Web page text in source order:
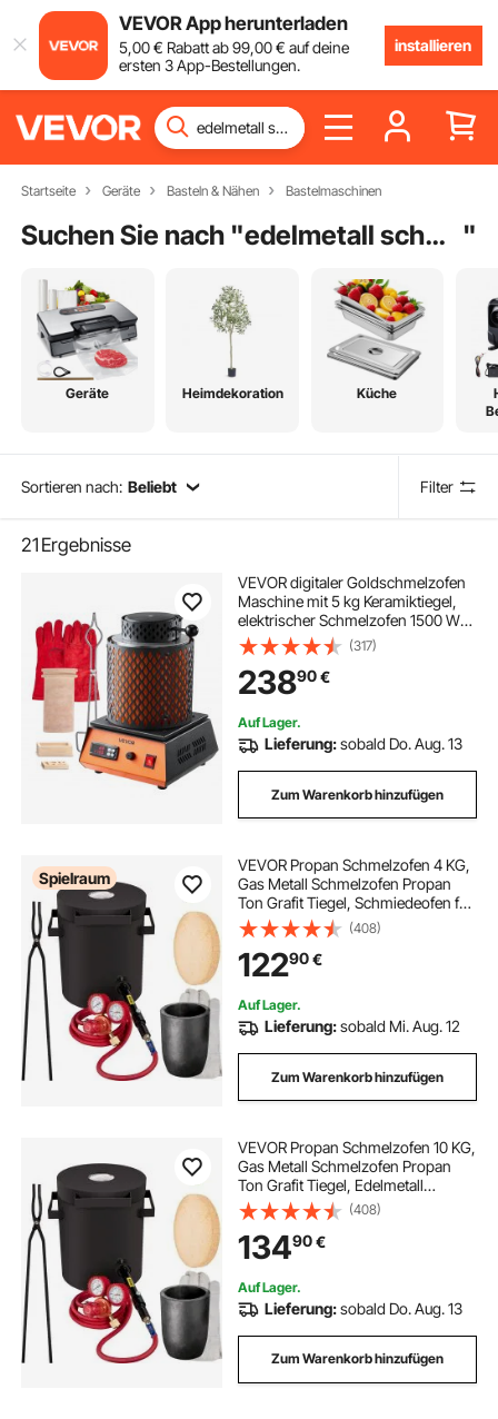
VEVOR App herunterladen
5,00€ Rabatt ab99,00€ auf deine
ersten 3 App-Bestellungen.
installieren
Startseite Geräte Basteln & Nähen Bastelmaschinen
Suchen Sie nach " edelmetall schmelzofen "
Geräte Heimdekoration Küche
Sortieren nach: Beliebt Filter
21 Ergebnisse
VEVOR digitaler Goldschmelzofen
Maschine mit 5 kg Keramiktiegel,
elektrischer Schmelzofen 1500 W
max. 1150 ℃, Metallschmelzofen
Set für Schmuckherstellung
Metallbarren Metallkomponenten
Schwarz
(317)
23890€
Auf Lager.
Lieferung:sobald Do. Aug. 13
Zum Warenkorb hinzufügen
Spielraum
VEVOR Propan Schmelzofen 4 KG,
Gas Metall Schmelzofen Propan
Ton Grafit Tiegel, Schmiedeofen für
Edelmetall Schmelzpunkt 1350 °C,
Ofenboden 20 mm, Schmelzzeit 10
min, 2,54 cm Keramikfaser
feuerfest
(408)
12290€
Auf Lager.
Lieferung:sobald Mi. Aug. 12
Zum Warenkorb hinzufügen
VEVOR Propan Schmelzofen 10 KG,
Gas Metall Schmelzofen Propan
Ton Grafit Tiegel, Edelmetall
Schmiedeofen Propan-Regler 0-
350 psi, Ofenboden 20 mm,
Schmelzzeit 10 min, 2,54 cm
Keramikfaser feuerfest
(408)
13490€
Auf Lager.
Lieferung:sobald Do. Aug. 13
Zum Warenkorb hinzufügen